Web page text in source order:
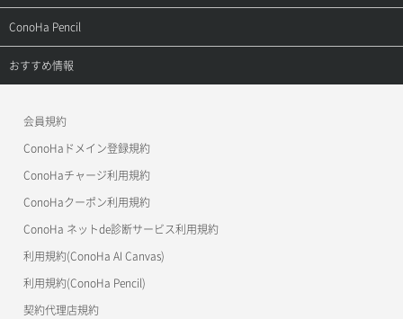
よくある質問
APIドキュメントVPS2.0
APIドキュメントVPS3.0
APIドキュメントVPS2.0
APIドキュメントVPS3.0
ご利用ガイド
サポートトップ
ご利用ガイド
ConoHa Pencil
サポートトップ
おすすめ情報
美雲このは徹底ガイド
会員規約
ConoHaドメイン登録規約
ConoHaチャージ利用規約
ConoHaクーポン利用規約
ConoHa ネットde診断サービス利用規約
利用規約(ConoHa AI Canvas)
利用規約(ConoHa Pencil)
契約代理店規約